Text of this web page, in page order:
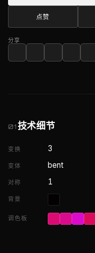
点赞
分享
01技术细节
变换 3
变体 bent
对称 1
背景
调色板